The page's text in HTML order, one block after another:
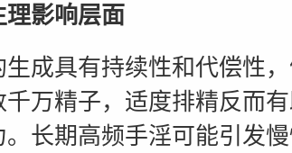
理影响层面
生成具有持续性和代偿性
千万精子，适度排精反而
长期高频手淫可能引发慢